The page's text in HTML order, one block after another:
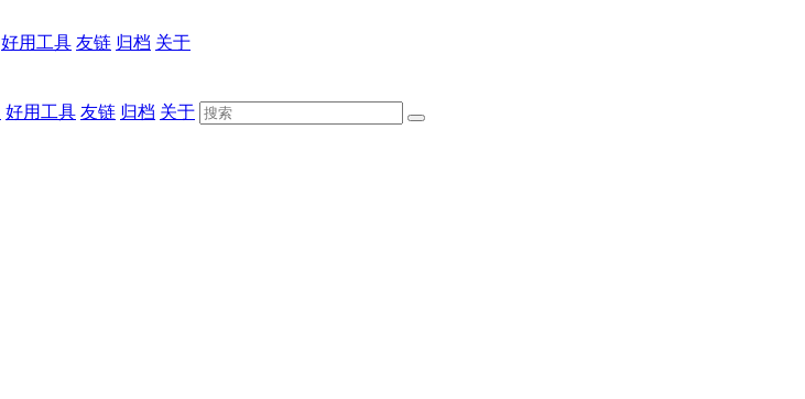
好用工具 友链 归档 关于
好用工具 友链 归档 关于